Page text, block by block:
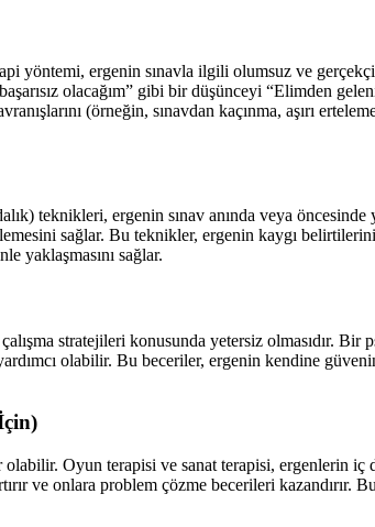
yöntemi, ergenin sınavla ilgili olumsuz ve
olacağım” gibi bir düşünceyi “Elimden
(örneğin, sınavdan kaçınma, aşırı
teknikleri, ergenin sınav anında veya
sağlar. Bu teknikler, ergenin kaygı
yaklaşmasını sağlar.
stratejileri konusunda yetersiz olmasıdır. Bir
olabilir. Bu beceriler, ergenin kendine güvenini
Oyun terapisi ve sanat terapisi, ergenlerin iç
ve onlara problem çözme becerileri